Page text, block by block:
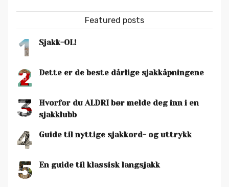
Featured posts
1 Sjakk-OL!
2 Dette er de beste dårlige sjakkåpningene
3
Hvorfor du ALDRI bør melde deg inn i en
sjakklubb
4 Guide til nyttige sjakkord- og uttrykk
5 En guide til klassisk langsjakk